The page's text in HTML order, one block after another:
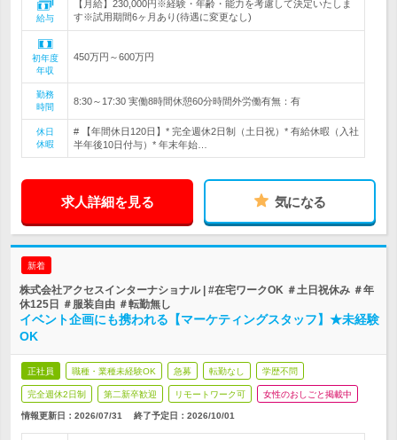
給与
【月給】230,000円※経験・年齢・能力を考慮して決定いたしま
す※試用期間6ヶ月あり(待遇に変更なし)
初年度
年収
450万円～600万円
勤務
時間
8:30～17:30 実働8時間休憩60分時間外労働有無：有
休日
休暇
# 【年間休日120日】* 完全週休2日制（土日祝）* 有給休暇（入社
半年後10日付与）* 年末年始…
求人詳細を見る 気になる
新着
株式会社アクセスインターナショナル | #在宅ワークOK ＃土日祝休み ＃年
休125日 ＃服装自由 ＃転勤無し
イベント企画にも携われる【マーケティングスタッフ】★未経験
OK
正社員 職種・業種未経験OK 急募 転勤なし 学歴不問
完全週休2日制 第二新卒歓迎 リモートワーク可 女性のおしごと掲載中
情報更新日：2026/07/31 終了予定日： 2026/10/01